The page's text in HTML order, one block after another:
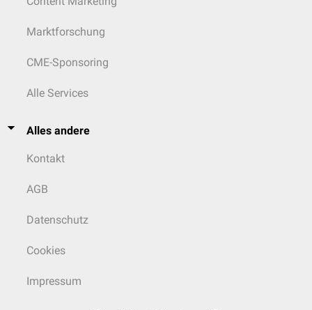
Marktforschung
CME-Sponsoring
Alle Services
Alles andere
Kontakt
AGB
Datenschutz
Cookies
Impressum